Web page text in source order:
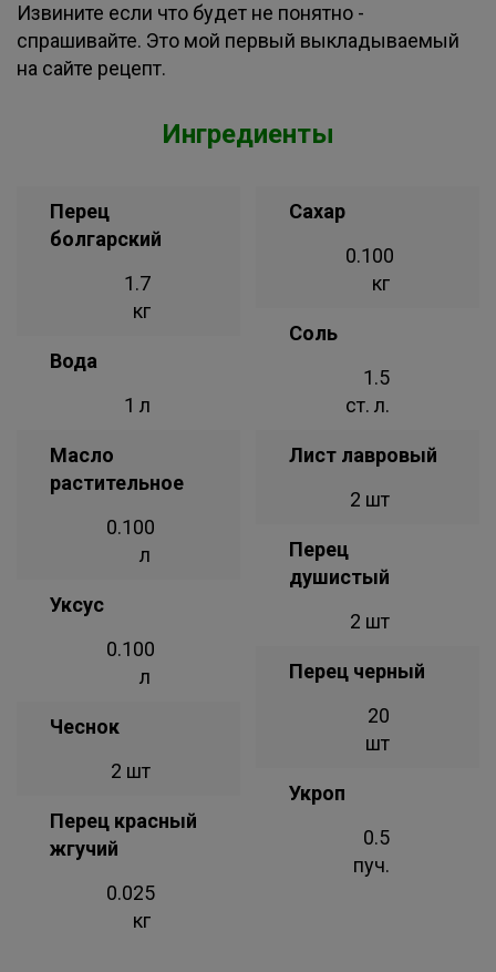
Извините если что будет не понятно -
спрашивайте. Это мой первый выкладываемый
на сайте рецепт.
Ингредиенты
Перец
болгарский
1.7
кг
Вода
1 л
Масло
растительное
0.100
л
Уксус
0.100
л
Чеснок
2 шт
Перец красный
жгучий
0.025
кг
Сахар
0.100
кг
Соль
1.5
ст. л.
Лист лавровый
2 шт
Перец
душистый
2 шт
Перец черный
20
шт
Укроп
0.5
пуч.